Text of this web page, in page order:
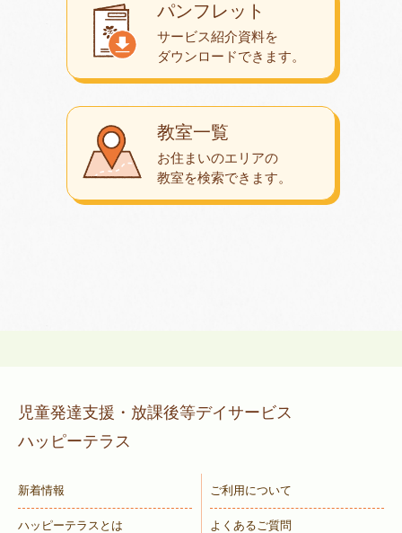
教室一覧
お住まいのエリアの
教室を検索できます。
パンフレット
サービス紹介資料を
ダウンロードできます。
児童発達支援・放課後等デイサービス
ハッピーテラス
新着情報
ハッピーテラスとは
ご利用について
よくあるご質問